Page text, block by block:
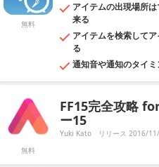
無料
アイテムの出現場所
来る
アイテムを検索して
る
通知音や通知のタイ
無料
FF15完全攻略
ー15
Yuki Kato リリース 2016/